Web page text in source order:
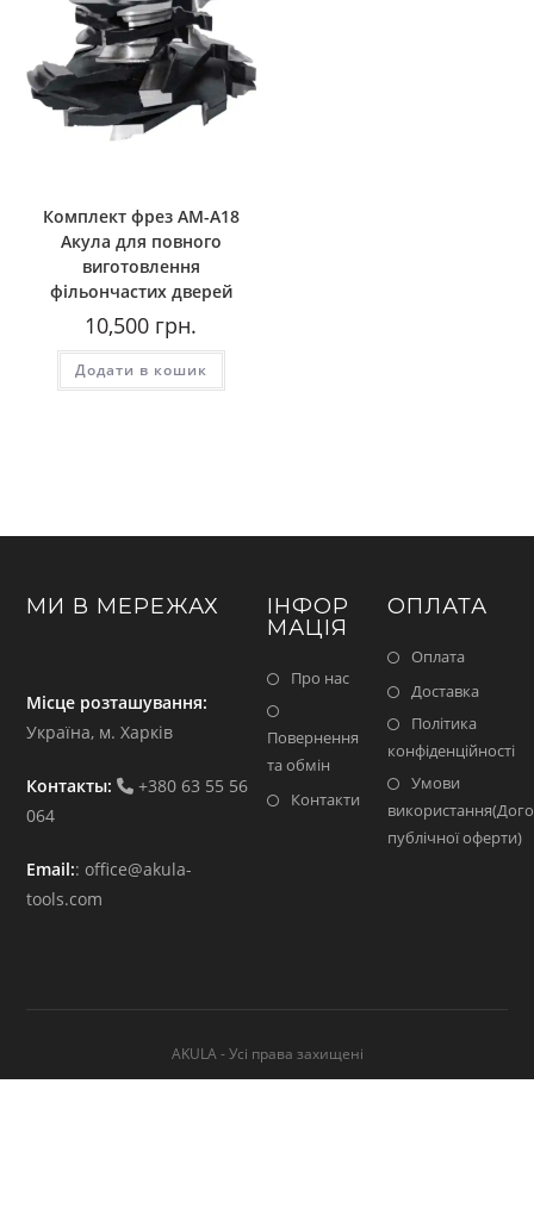
Комплект фрез АМ-А18
Акула для повного
виготовлення
фільончастих дверей
10,500 грн.
Додати в кошик
МИ В МЕРЕЖАХ
Місце розташування:
Україна, м. Харків
Контакты:
+380 63 55 56
064
Email::office@akula-
tools.com
ІНФОР
МАЦІЯ
Про нас
Повернення
та обмін
Контакти
ОПЛАТА
Оплата
Доставка
Політика
конфіденційності
Умови
публічної оферти)
AKULA - Усі права захищені